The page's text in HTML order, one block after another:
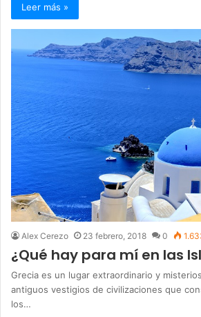
Leer más »
Alex Cerezo 23 febrero, 2018 0
¿Qué hay para mí en las
Grecia es un lugar extraordinario y
antiguos vestigios de civilizaciones que
los…